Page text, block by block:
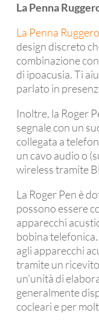
La Penna
La Penna Ruggero
design discreto
combinazione
di ipoacusia. Ti
parlato in
Inoltre, la Roger
segnale con un
collegata a
un cavo audio o
wireless tramite
La Roger Pen è
possono essere
apparecchi
bobina
agli apparecchi
tramite un
un'unità di
generalmente
cocleari e per